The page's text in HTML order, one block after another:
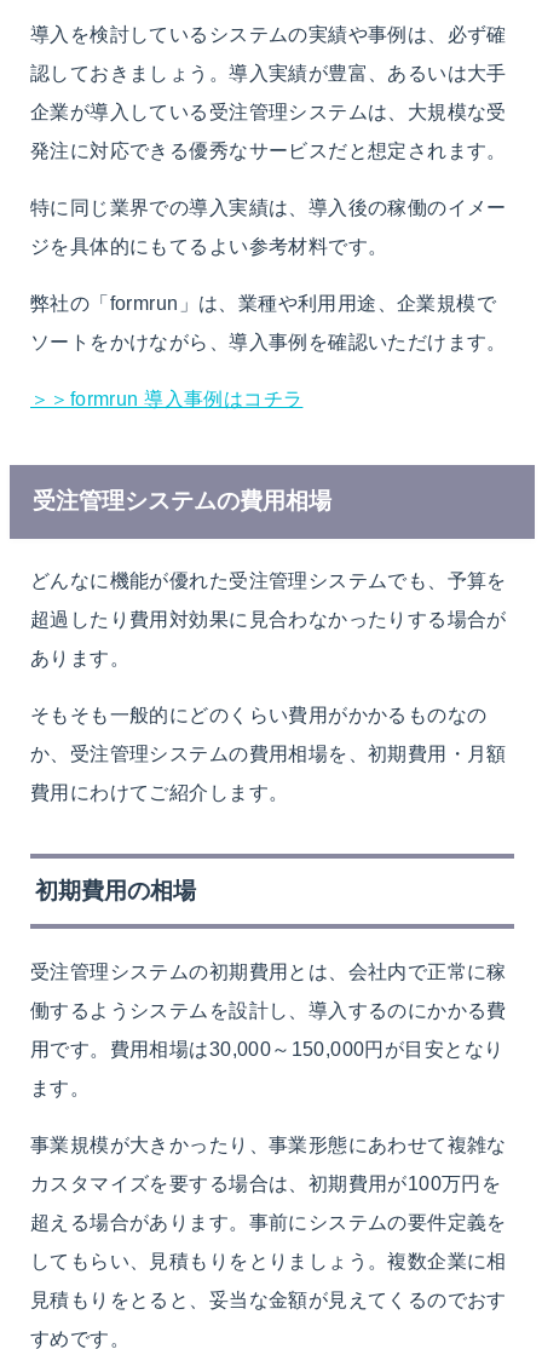
導入を検討しているシステムの実績や事例は、必ず確
認しておきましょう。導入実績が豊富、あるいは大手
企業が導入している受注管理システムは、大規模な受
発注に対応できる優秀なサービスだと想定されます。
特に同じ業界での導入実績は、導入後の稼働のイメー
ジを具体的にもてるよい参考材料です。
弊社の「formrun」は、業種や利用用途、企業規模で
ソートをかけながら、導入事例を確認いただけます。
＞＞formrun 導入事例はコチラ
受注管理システムの費用相場
どんなに機能が優れた受注管理システムでも、予算を
超過したり費用対効果に見合わなかったりする場合が
あります。
そもそも一般的にどのくらい費用がかかるものなの
か、受注管理システムの費用相場を、初期費用・月額
費用にわけてご紹介します。
初期費用の相場
受注管理システムの初期費用とは、会社内で正常に稼
働するようシステムを設計し、導入するのにかかる費
用です。費用相場は30,000～150,000円が目安となり
ます。
事業規模が大きかったり、事業形態にあわせて複雑な
カスタマイズを要する場合は、初期費用が100万円を
超える場合があります。事前にシステムの要件定義を
してもらい、見積もりをとりましょう。複数企業に相
見積もりをとると、妥当な金額が見えてくるのでおす
すめです。